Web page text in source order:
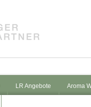
LR Angebote Aroma